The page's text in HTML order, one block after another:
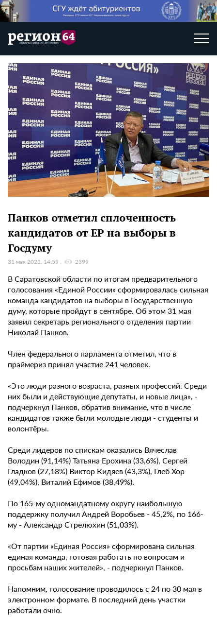
Панков отметил сплоченность
кандидатов от ЕР на выборы в
Госдуму
31 мая 2021, 14:59 2399
В Саратовской области по итогам предварительного
голосования «Единой России» сформировалась сильная
команда кандидатов на выборы в Государственную
думу, которые пройдут в сентябре. Об этом 31 мая
заявил секретарь регионального отделения партии
Николай Панков.
Член федерального парламента отметил, что в
праймериз принял участие 241 человек.
«Это люди разного возраста, разных профессий. Среди
них были и действующие депутаты, и новые лица», -
подчеркнул Панков, обратив внимание, что в числе
кандидатов также были молодые люди - студенты и
волонтёры.
Среди лидеров по спискам оказались Вячеслав
Володин (91,14%) Татьяна Ерохина (33,6%), Сергей
Гладков (27,18%) Виктор Кидяев (43,3%), Глеб Хор
(49,04%), Виталий Ефимов (38,49%).
По 165-му одномандатному округу наибольшую
поддержку получил Андрей Воробьев - 45,2%, по 166-
му - Александр Стрелюхин (51,03%).
«От партии «Единая Россия» сформирована сильная
единая команда, готовая работать по вопросам и
просьбам наших жителей», - подчеркнул Панков.
Напомним, голосование проводилось с 24 по 30 мая в
электронном формате. В последний день участки
работали очно.